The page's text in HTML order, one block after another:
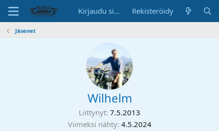
Kirjaudu sisään Rekisteröidy
Jäsenet
Wilhelm
Liittynyt 7.5.2013
Viimeksi nähty 4.5.2024